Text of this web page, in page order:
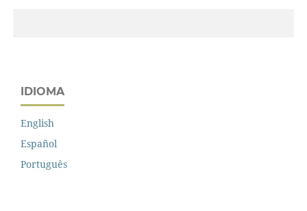
IDIOMA
English
Español
Português